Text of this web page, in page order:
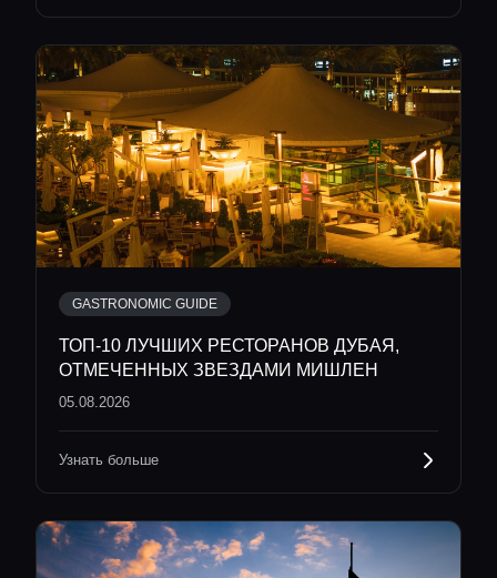
GASTRONOMIC GUIDE
ТОП-10 ЛУЧШИХ РЕСТОРАНОВ ДУБАЯ,
ОТМЕЧЕННЫХ ЗВЕЗДАМИ МИШЛЕН
05.08.2026
Узнать больше